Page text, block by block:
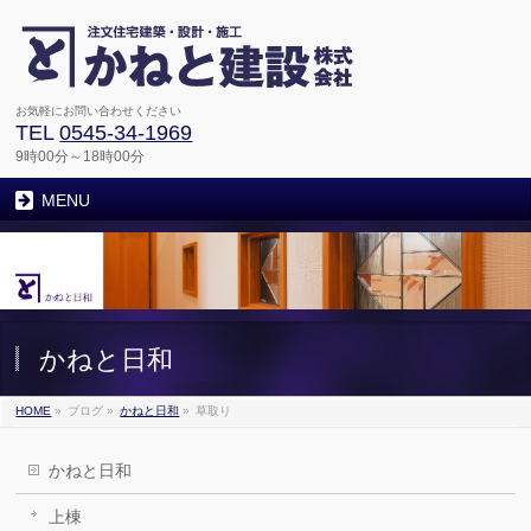
お気軽にお問い合わせください
TEL0545-34-1969
9時00分～18時00分
MENU
かねと日和
HOME » ブログ » かねと日和 » 草取り
かねと日和
上棟